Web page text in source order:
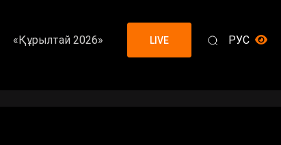
«Құрылтай 2026» LIVE РУС